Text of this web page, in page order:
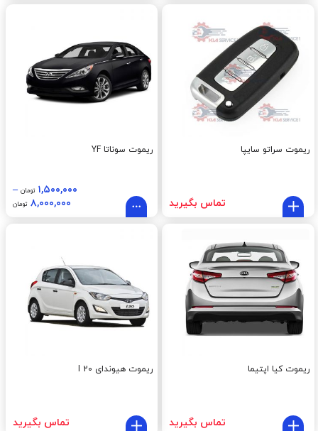
ریموت سراتو سایپا
تماس بگیرید
ریموت سوناتا YF
۱,۵۰۰,۰۰۰ تومان –
۸,۰۰۰,۰۰۰ تومان
ریموت کیا اپتیما
تماس بگیرید
ریموت هیوندای I 20
تماس بگیرید